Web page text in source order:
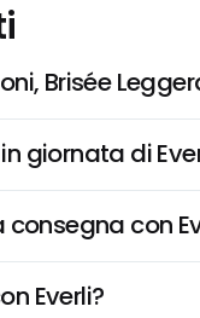
Brisée
giornata di
con
Everli?